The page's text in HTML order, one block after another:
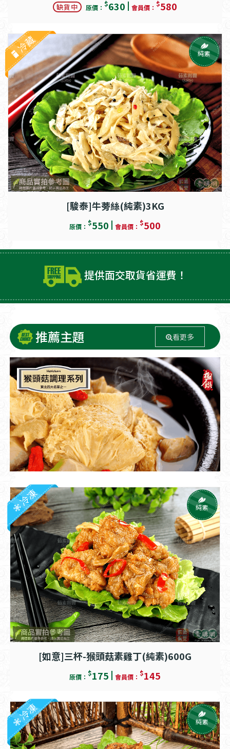
缺貨中 原價： $630 會員價： $580
[駿泰]牛蒡絲(純素)3KG
原價： $550 會員價： $500
冷藏 純素
提供面交取貨省運費！
推薦主題 看更多
[如意]三杯-猴頭菇素雞丁(純素)600G
原價： $175 會員價： $145
冷凍 純素
冷凍 純素